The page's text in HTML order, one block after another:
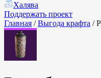
Халява
Поддержать проект
Главная / Выгода крафта /